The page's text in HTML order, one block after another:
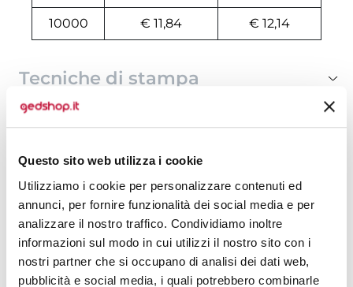
Questo sito web utilizza i cookie
Utilizziamo i cookie per personalizzare contenuti ed
annunci, per fornire funzionalità dei social media e per
analizzare il nostro traffico. Condividiamo inoltre
informazioni sul modo in cui utilizzi il nostro sito con i
nostri partner che si occupano di analisi dei dati web,
pubblicità e social media, i quali potrebbero combinarle
10000 € 11,84 € 12,14
Tecniche di stampa
Area di personalizzazione
Domande e risposte
Prodotti alternativi